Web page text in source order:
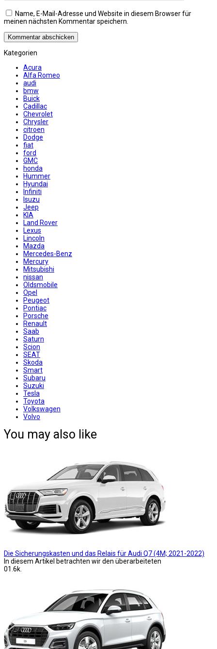
Name, E-Mail-Adresse und Website in diesem Browser für
meinen nächsten Kommentar speichern.
Kategorien
Acura
Alfa Romeo
audi
bmw
Buick
Cadillac
Chevrolet
Chrysler
citroen
Dodge
fiat
ford
GMC
honda
Hummer
Hyundai
Infiniti
Isuzu
Jeep
KIA
Land Rover
Lexus
Lincoln
Mazda
Mercedes-Benz
Mercury
Mitsubishi
nissan
Oldsmobile
Opel
Peugeot
Pontiac
Porsche
Renault
Saab
Saturn
Scion
SEAT
Skoda
Smart
Subaru
Suzuki
Tesla
Toyota
Volkswagen
Volvo
You may also like
Die Sicherungskasten und das Relais für Audi Q7 (4M; 2021-2022)
In diesem Artikel betrachten wir den überarbeiteten
01.6k.